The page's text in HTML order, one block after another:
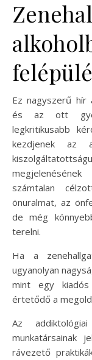
Ez nagyszerű hír
és az ott
legkritikusabb
kezdjenek az
számtalan
önuralmat, az
de még
terelni.
Ha a
ugyanolyan
mint egy
értetődő a
Az
munkatársainak
rávezető